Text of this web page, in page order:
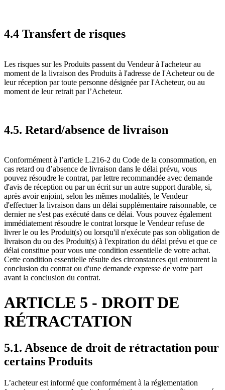
4.4 Transfert de risques
Les risques sur les Produits passent du Vendeur à l'acheteur au
moment de la livraison des Produits à l'adresse de l'Acheteur ou de
leur réception par toute personne désignée par l'Acheteur, ou au
moment de leur retrait par l’Acheteur.
4.5. Retard/absence de livraison
Conformément à l’article L.216-2 du Code de la consommation, en
cas retard ou d’absence de livraison dans le délai prévu, vous
pouvez résoudre le contrat, par lettre recommandée avec demande
d'avis de réception ou par un écrit sur un autre support durable, si,
après avoir enjoint, selon les mêmes modalités, le Vendeur
d'effectuer la livraison dans un délai supplémentaire raisonnable, ce
dernier ne s'est pas exécuté dans ce délai. Vous pouvez également
immédiatement résoudre le contrat lorsque le Vendeur refuse de
livrer le ou les Produit(s) ou lorsqu'il n'exécute pas son obligation de
livraison du ou des Produit(s) à l'expiration du délai prévu et que ce
délai constitue pour vous une condition essentielle de votre achat.
Cette condition essentielle résulte des circonstances qui entourent la
conclusion du contrat ou d'une demande expresse de votre part
avant la conclusion du contrat.
ARTICLE 5 - DROIT DE
RÉTRACTATION
5.1. Absence de droit de rétractation pour
certains Produits
L’acheteur est informé que conformément à la réglementation